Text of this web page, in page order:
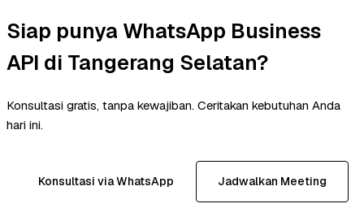
Siap punya WhatsApp Business
API di Tangerang Selatan?
Konsultasi gratis, tanpa kewajiban. Ceritakan kebutuhan Anda
hari ini.
Konsultasi via WhatsApp Jadwalkan Meeting